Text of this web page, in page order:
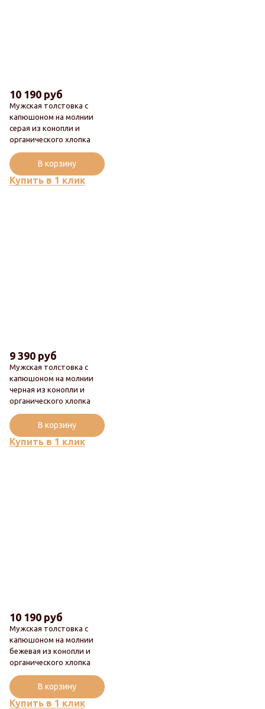
Новинка
Популярный
Мужская толстовка с
капюшоном на молнии
серая из конопли и
органического хлопка
10 190 руб
Купить в 1 клик
В корзину
Новинка
Популярный
Мужская толстовка с
капюшоном на молнии
черная из конопли и
органического хлопка
9 390 руб
Купить в 1 клик
В корзину
Новинка
Популярный
Мужская толстовка с
капюшоном на молнии
бежевая из конопли и
органического хлопка
10 190 руб
Купить в 1 клик
В корзину